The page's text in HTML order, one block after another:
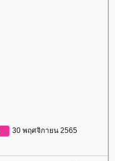
30 พฤศจิกายน 2565